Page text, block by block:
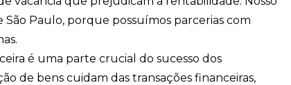
Paulo, porque possuímos parcerias com
é uma parte crucial do sucesso dos
de bens cuidam das transações financeiras,